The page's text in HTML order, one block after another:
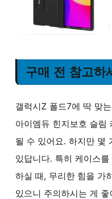
구매 전 참고하
갤럭시Z 폴드7에 딱 맞
아이엠듀 힌지보호 슬림
될 수 있어요. 하지만 몇
있답니다. 특히 케이스
하실 때, 무리한 힘을 가
있으니 주의하시는 게